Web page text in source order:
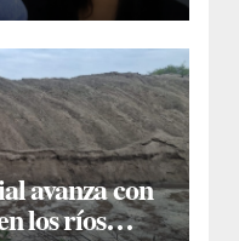
avanza con
los ríos